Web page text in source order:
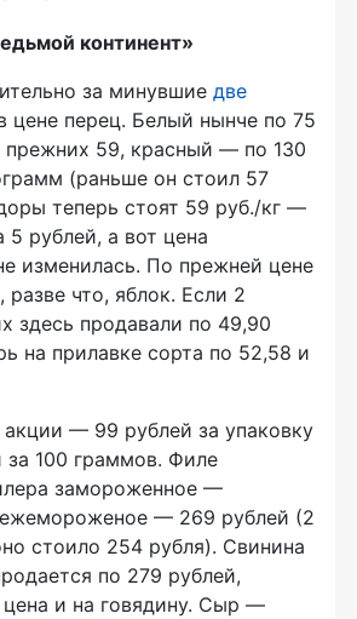
континент»
за минувшие две
цене перец. Белый нынче по 75
прежних 59, красный — по 130
(раньше он стоил 57
теперь стоят 59 руб./кг —
рублей, а вот цена
изменилась. По прежней цене
что, яблок. Если 2
здесь продавали по 49,90
на прилавке сорта по 52,58 и
— 99 рублей за упаковку
за 100 граммов. Филе
замороженное —
— 269 рублей (2
стоило 254 рубля). Свинина
по 279 рублей,
цена и на говядину. Сыр —